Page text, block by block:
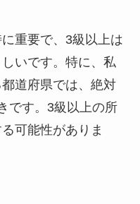
重要で、3級以上は
いです。特に、私
道府県では、絶対
です。3級以上の所
可能性がありま